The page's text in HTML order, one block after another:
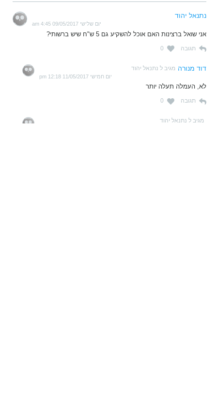
נתנאל יהוד
יום שלישי 09/05/2017 4:45 am
אני שואל ברצינות האם אוכל להשקיע גם 5 ש"ח שיש ברשותי?
תגובה 0
דוד מנורה מגיב ל נתנאל יהוד
יום חמישי 11/05/2017 12:18 pm
לא, העמלה תעלה יותר
תגובה 0
מגיב ל נתנאל יהוד